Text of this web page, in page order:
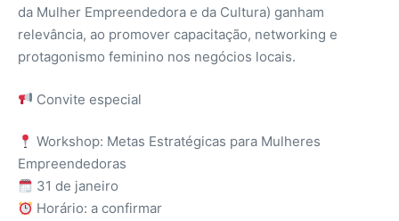
da Mulher Empreendedora e da Cultura) ganham
relevância, ao promover capacitação, networking e
protagonismo feminino nos negócios locais.
Convite especial
Workshop: Metas Estratégicas para Mulheres
Empreendedoras
31 de janeiro
Horário: a confirmar